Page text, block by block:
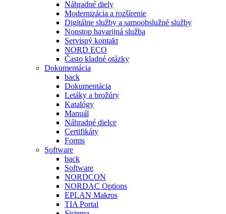
Náhradné diely
Modernizácia a rozšírenie
Digitálne služby a samoobslužné služby
Nonstop havarijná služba
Servisný kontakt
NORD ECO
Často kladné otázky
Dokumentácia
back
Dokumentácia
Letáky a brožúry
Katalógy
Manuál
Náhradné dielce
Certifikáty
Forms
Software
back
Software
NORDCON
NORDAC Options
EPLAN Makros
TIA Portal